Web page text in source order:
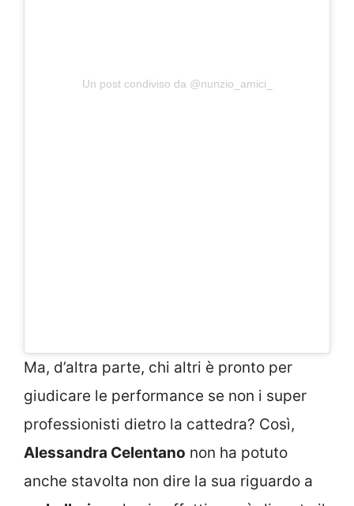
Un post condiviso da @nunzio_amici_
Ma, d’altra parte, chi altri è pronto per
giudicare le performance se non i super
professionisti dietro la cattedra? Così,
Alessandra Celentano non ha potuto
anche stavolta non dire la sua riguardo a